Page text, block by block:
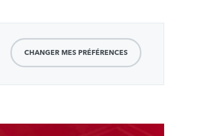
CHANGER MES PRÉFÉRENCES